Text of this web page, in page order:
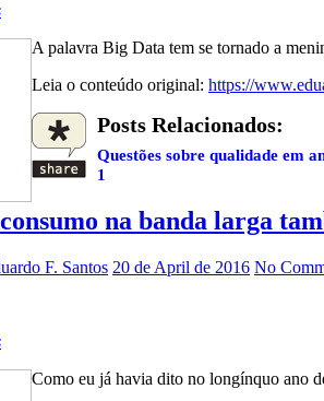
A palavra Big Data tem se tornado a
Leia o conteúdo original: https://
Posts Relacionados:
Questões sobre qualidade em
1
na banda larga
F. Santos 20 de April de 2016 No
Como eu já havia dito no longínquo ano